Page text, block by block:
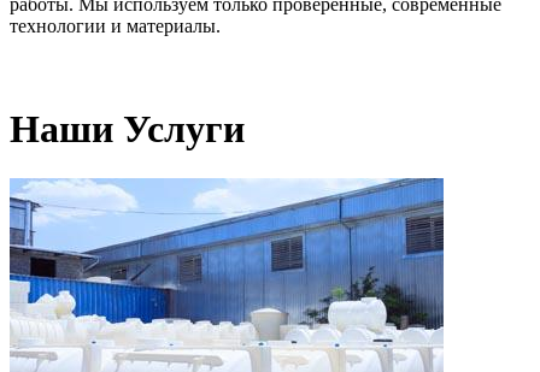
работы. Мы используем только проверенные, современные
технологии и материалы.
Наши Услуги